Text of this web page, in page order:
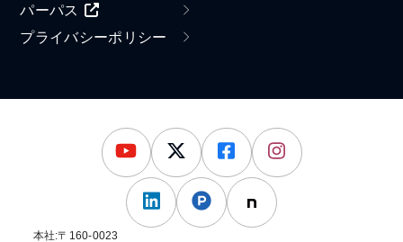
パーパス
プライバシーポリシー
本社:〒160-0023